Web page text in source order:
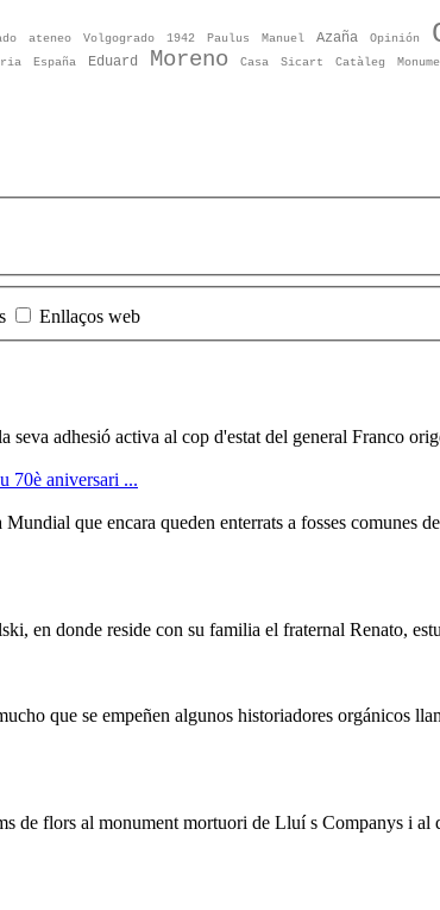
ateneo Volgogrado 1942 Paulus Manuel Azaña Opinión
España Eduard Moreno Casa Sicart Catàleg
Enllaços web
adhesió activa al cop d'estat del general Franco
70è aniversari ...
Mundial que encara queden enterrats a fosses comunes
en donde reside con su familia el fraternal Renato,
que se empeñen algunos historiadores orgánicos
de flors al monument mortuori de Lluí s Companys i al